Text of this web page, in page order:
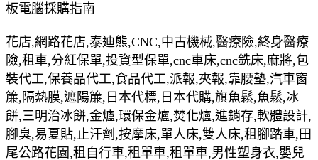
板電腦採購指南
花店,網路花店,泰迪熊,CNC,中古機械,醫療險,終身醫療
險,租車,分紅保單,投資型保單,cnc車床,cnc銑床,麻將,包
裝代工,保養品代工,食品代工,派報,夾報,靠腰墊,汽車窗
簾,隔熱膜,遮陽簾,日本代標,日本代購,旗魚鬆,魚鬆,冰
餅,三明治冰餅,金爐,環保金爐,焚化爐,進銷存,軟體設計,
腳臭,易夏貼,止汗劑,按摩床,單人床,雙人床,租腳踏車,田
尾公路花園,租自行車,租單車,租單車,男性塑身衣,嬰兒